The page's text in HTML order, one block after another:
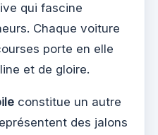
qui fascine
Chaque voiture
porte en elle
et de gloire.
constitue un autre
des jalons